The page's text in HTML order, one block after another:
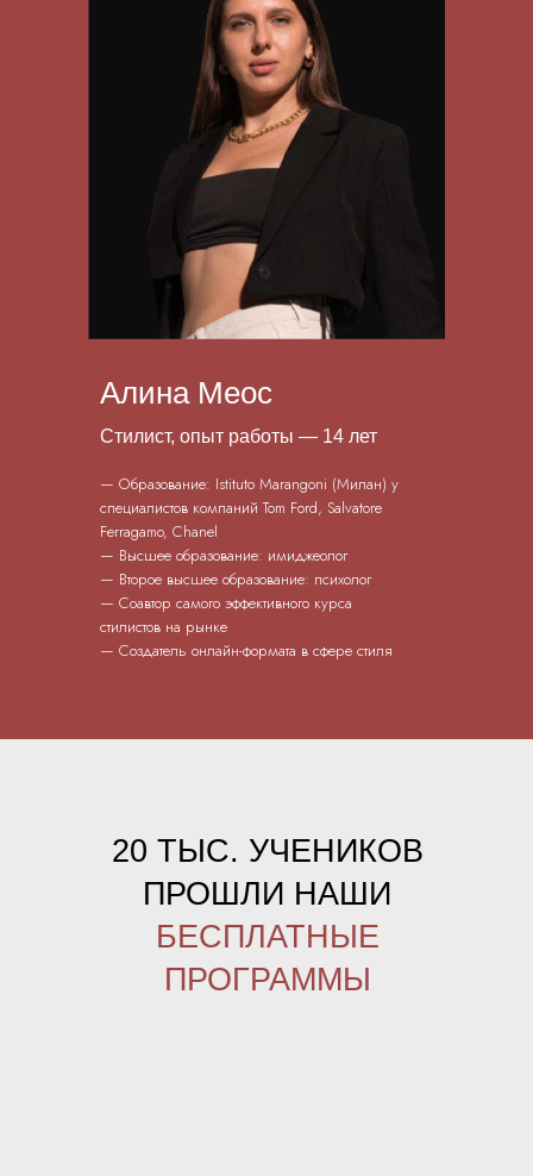
Алина Меоc
Стилист, опыт работы — 14 лет
— Образование: Istituto Marangoni (Милан) у
специалистов компаний Tom Ford, Salvatore
Ferragamo, Chanel
— Высшее образование: имиджеолог
— Второе высшее образование: психолог
— Соавтор самого эффективного курса
стилистов на рынке
— Создатель онлайн-формата в сфере стиля
20 ТЫС. УЧЕНИКОВ
ПРОШЛИ НАШИ
БЕСПЛАТНЫЕ
ПРОГРАММЫ
ПРИСОЕДИНЯЙТЕСЬ
ПРЯМО СЕЙЧАС
Пройти мини-курс →